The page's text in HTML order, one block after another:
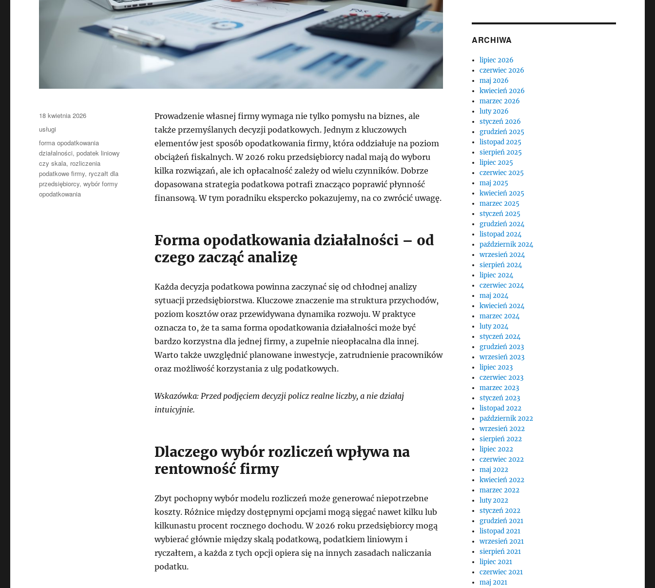
Prowadzenie własnej firmy wymaga nie tylko pomysłu na biznes, ale
także przemyślanych decyzji podatkowych. Jednym z kluczowych
elementów jest sposób opodatkowania firmy, która oddziałuje na poziom
obciążeń fiskalnych. W 2026 roku przedsiębiorcy nadal mają do wyboru
kilka rozwiązań, ale ich opłacalność zależy od wielu czynników. Dobrze
dopasowana strategia podatkowa potrafi znacząco poprawić płynność
finansową. W tym poradniku ekspercko pokazujemy, na co zwrócić uwagę.
Forma opodatkowania działalności – od
czego zacząć analizę
Każda decyzja podatkowa powinna zaczynać się od chłodnej analizy
sytuacji przedsiębiorstwa. Kluczowe znaczenie ma struktura przychodów,
poziom kosztów oraz przewidywana dynamika rozwoju. W praktyce
oznacza to, że ta sama forma opodatkowania działalności może być
bardzo korzystna dla jednej firmy, a zupełnie nieopłacalna dla innej.
Warto także uwzględnić planowane inwestycje, zatrudnienie pracowników
oraz możliwość korzystania z ulg podatkowych.
Wskazówka: Przed podjęciem decyzji policz realne liczby, a nie działaj
intuicyjnie.
Dlaczego wybór rozliczeń wpływa na
rentowność firmy
Zbyt pochopny wybór modelu rozliczeń może generować niepotrzebne
koszty. Różnice między dostępnymi opcjami mogą sięgać nawet kilku lub
kilkunastu procent rocznego dochodu. W 2026 roku przedsiębiorcy mogą
wybierać głównie między skalą podatkową, podatkiem liniowym i
ryczałtem, a każda z tych opcji opiera się na innych zasadach naliczania
podatku.
Data
publikacji
18 kwietnia 2026
Kategorie
usługi
Tagi
forma opodatkowania
działalności,podatek liniowy
czy skala, rozliczenia
podatkowe firmy, ryczałt dla
przedsiębiorcy,wybór formy
opodatkowania
ARCHIWA
lipiec 2026
czerwiec 2026
maj 2026
kwiecień 2026
marzec 2026
luty 2026
styczeń 2026
grudzień 2025
listopad 2025
sierpień 2025
lipiec 2025
czerwiec 2025
maj 2025
kwiecień 2025
marzec 2025
styczeń 2025
grudzień 2024
listopad 2024
październik 2024
wrzesień 2024
sierpień 2024
lipiec 2024
czerwiec 2024
maj 2024
kwiecień 2024
marzec 2024
luty 2024
styczeń 2024
grudzień 2023
wrzesień 2023
lipiec 2023
czerwiec 2023
marzec 2023
styczeń 2023
listopad 2022
październik 2022
wrzesień 2022
sierpień 2022
lipiec 2022
czerwiec 2022
maj 2022
kwiecień 2022
marzec 2022
luty 2022
styczeń 2022
grudzień 2021
listopad 2021
wrzesień 2021
sierpień 2021
lipiec 2021
czerwiec 2021
maj 2021